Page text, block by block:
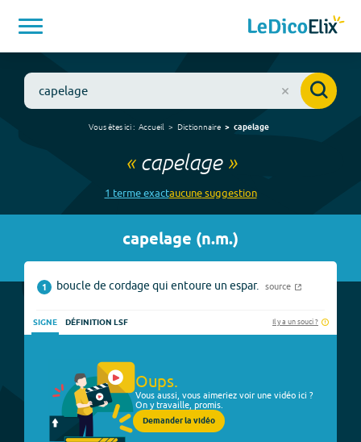
Vous êtes ici : Accueil Dictionnaire capelage
« capelage»
1 termeexactaucunesuggestion
capelage (n.m.)
1 boucle de cordage qui entoure un espar. source
SIGNE DÉFINITION LSF Il y a un souci ?
Oups.
Vous aussi, vous aimeriez voir une vidéo ici ?
On y travaille, promis.
Demander la vidéo